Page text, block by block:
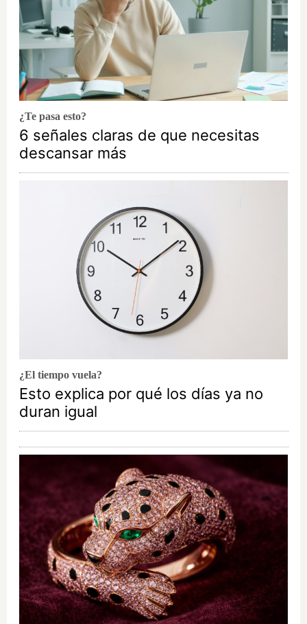
¿Te pasa esto?
6 señales claras de que necesitas
descansar más
¿El tiempo vuela?
Esto explica por qué los días ya no
duran igual